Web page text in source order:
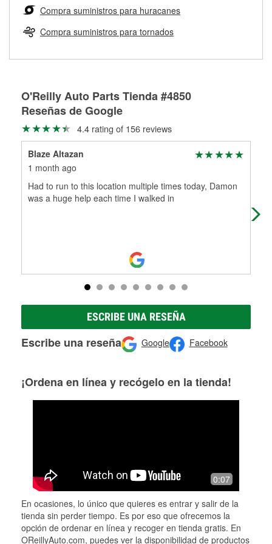
Más información sobre el Programa de Préstamo de
Herramientas de O'Reilly
medirán tus tambores o discos para determinar si pueden
ser rectificados con seguridad. Si tus tambores o discos no
pueden ser reutilizados, podemos ayudarte a encontrar las
partes de reemplazo correctas para tu reparación.
Rectificación de tambores y discos de freno
Compra suministros para huracanes
Compra suministros para tornados
O'Reilly Auto Parts Tienda #4850
Reseñas de Google
4.4 rating of 156 reviews
Blaze Altazan
1 month ago
Had to run to this location multiple times today, Damon
was a huge help each time I walked in
ESCRIBE UNA RESEÑA
Escribe una reseña Google Facebook
¡Ordena en línea y recógelo en la tienda!
0:07
En ocasiones, lo único que quieres es entrar y salir de la
tienda sin perder tiempo. Es por eso que ofrecemos la
opción de ordenar en línea y recoger en tienda gratis. En
OReillyAuto.com, puedes ver la disponibilidad de productos